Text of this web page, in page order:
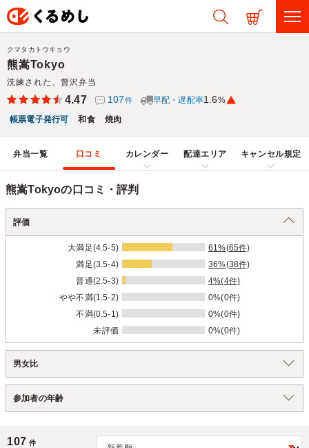
熊嵩Tokyo
洗練された、贅沢弁当
クマタカトウキョウ
4.47 107件 早配・遅配率1.6%
帳票電子発行可
和食 焼肉
弁当一覧 口コミ カレンダー 配達エリア キャンセル規定
熊嵩Tokyoの口コミ・評判
評価
大満足(4.5-5)
61%(65件)
満足(3.5-4)
36%(38件)
普通(2.5-3)
4%(4件)
やや不満(1.5-2)
0%(0件)
不満(0.5-1)
0%(0件)
未評価
0%(0件)
男女比
参加者の年齢
107 件